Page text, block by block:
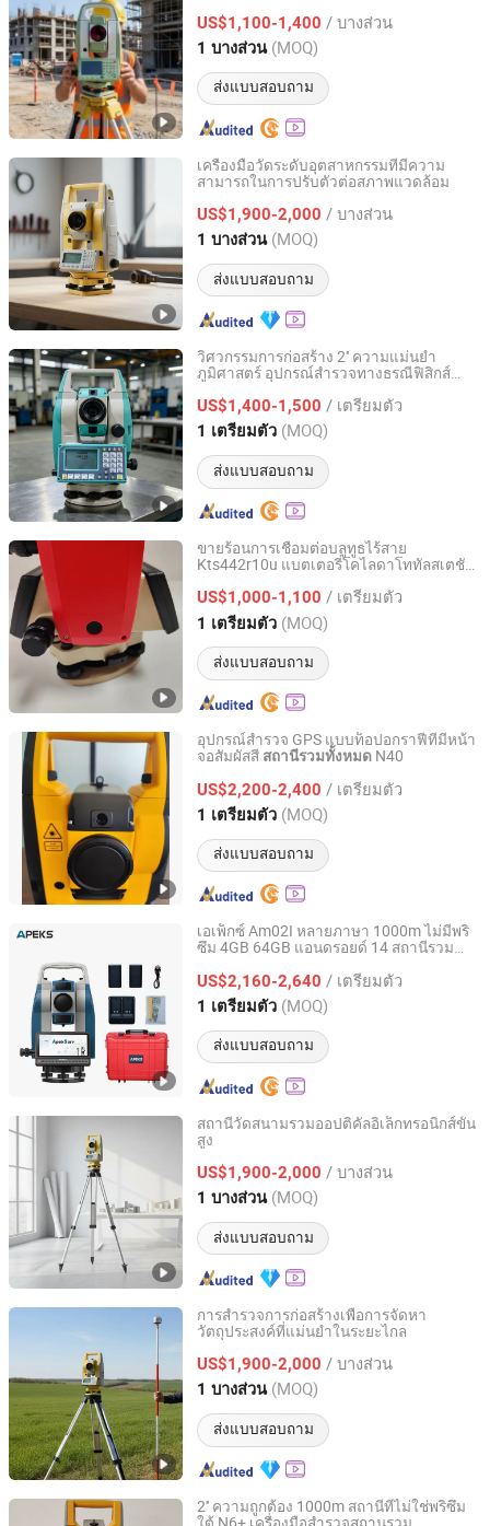
US$1,100-1,400 / บางส่วน
1 บางส่วน (MOQ)
ส่งแบบสอบถาม
Tianjin, China อัตราจาก 2020
เครื่องมือวัดระดับอุตสาหกรรมที่มีความ
สามารถในการปรับตัวต่อสภาพแวดล้อม
US$1,900-2,000 / บางส่วน
1 บางส่วน (MOQ)
ส่งแบบสอบถาม
Xianxian Zhonglu Tongda Testing Instrument and
Equipment Factory
Hebei, China อัตราจาก 2025
วิศวกรรมการก่อสร้าง 2'' ความแม่นยำ
ภูมิศาสตร์ อุปกรณ์สำรวจทางธรณีฟิสิกส์
US$1,400-1,500 / เตรียมตัว
1 เตรียมตัว (MOQ)
ส่งแบบสอบถาม
Shanghai Apekstool Optoelectronic Technology Co., Ltd.
Shanghai, China อัตราจาก 2022
ขายร้อนการเชื่อมต่อบลูทูธไร้สาย
Kts442r10u แบตเตอรี่โคไลดาโททัลสเตชัน
US$1,000-1,100 / เตรียมตัว
1 เตรียมตัว (MOQ)
ส่งแบบสอบถาม
Shanghai Apekstool Optoelectronic Technology Co., Ltd.
Shanghai, China อัตราจาก 2022
อุปกรณ์สำรวจ GPS แบบท็อปอกราฟีที่มีหน้า
จอสัมผัสสี สถานีรวมทั้งหมด N40
US$2,200-2,400 / เตรียมตัว
1 เตรียมตัว (MOQ)
ส่งแบบสอบถาม
Shanghai Apekstool Optoelectronic Technology Co., Ltd.
Shanghai, China อัตราจาก 2022
เอเพ็กซ์ Am02I หลายภาษา 1000m ไม่มีพริ
ซึม 4GB 64GB แอนดรอยด์ 14 สถานีรวม
US$2,160-2,640 / เตรียมตัว
1 เตรียมตัว (MOQ)
ส่งแบบสอบถาม
Shanghai Apekstool Optoelectronic Technology Co., Ltd.
Shanghai, China อัตราจาก 2022
สถานีวัดสนามรวมออปติคัลอิเล็กทรอนิกส์ขั้น
สูง
US$1,900-2,000 / บางส่วน
1 บางส่วน (MOQ)
ส่งแบบสอบถาม
Xianxian Zhonglu Tongda Testing Instrument and
Equipment Factory
Hebei, China อัตราจาก 2025
การสำรวจการก่อสร้างเพื่อการจัดหา
วัตถุประสงค์ที่แม่นยำในระยะไกล
US$1,900-2,000 / บางส่วน
1 บางส่วน (MOQ)
ส่งแบบสอบถาม
Xianxian Zhonglu Tongda Testing Instrument and
Equipment Factory
Hebei, China อัตราจาก 2025
2'' ความถูกต้อง 1000m สถานีที่ไม่ใช่พริซึม